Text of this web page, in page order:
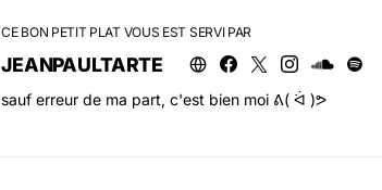
CE BON PETIT PLAT VOUS EST SERVI PAR
JEANPAULTARTE
sauf erreur de ma part, c'est bien moi ᕕ( ᐛ )ᕗ